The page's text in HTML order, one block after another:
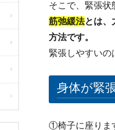
そこで、緊張状
筋弛緩法とは、
方法です。
緊張しやすいの
身体が緊
①椅子に座りま